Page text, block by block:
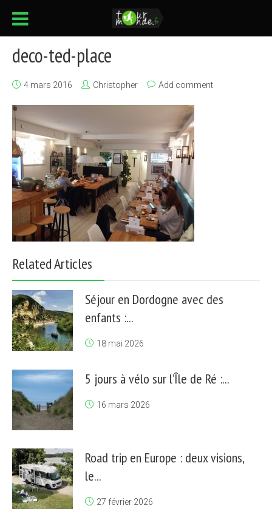
deco-ted-place
4 mars 2016 Christopher Add comment
Related Articles
Séjour en Dordogne avec des
enfants :...
18 mai 2026
5 jours à vélo sur l’Île de Ré :...
16 mars 2026
Road trip en Europe : deux visions,
le...
27 février 2026